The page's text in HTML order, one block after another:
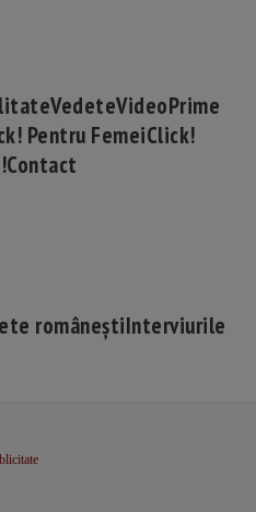
VedeteVideoPrime
Pentru FemeiClick!
Contact
româneștiInterviurile